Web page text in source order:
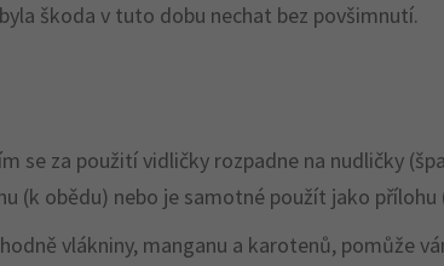
škoda v tuto dobu nechat bez povšimnutí.
se za použití vidličky rozpadne na nudličky
(k obědu) nebo je samotné použít jako přílohu
vlákniny, manganu a karotenů, pomůže